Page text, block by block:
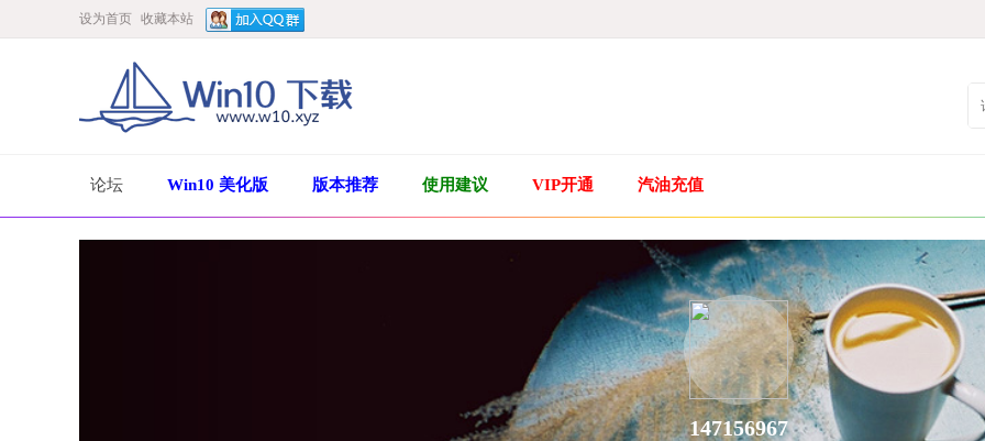
设为首页 收藏本站
论坛 Win10 美化版 版本推荐 使用建议 VIP开通 汽油充值
147156967